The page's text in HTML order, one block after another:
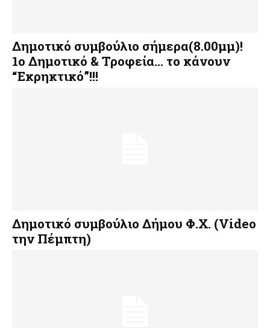
Δημοτικό συμβούλιο σήμερα(8.00μμ)!
1ο Δημοτικό & Τροφεία… το κάνουν
“Εκρηκτικό”!!!
Δημοτικό συμβούλιο Δήμου Φ.Χ. (Video
την Πέμπτη)